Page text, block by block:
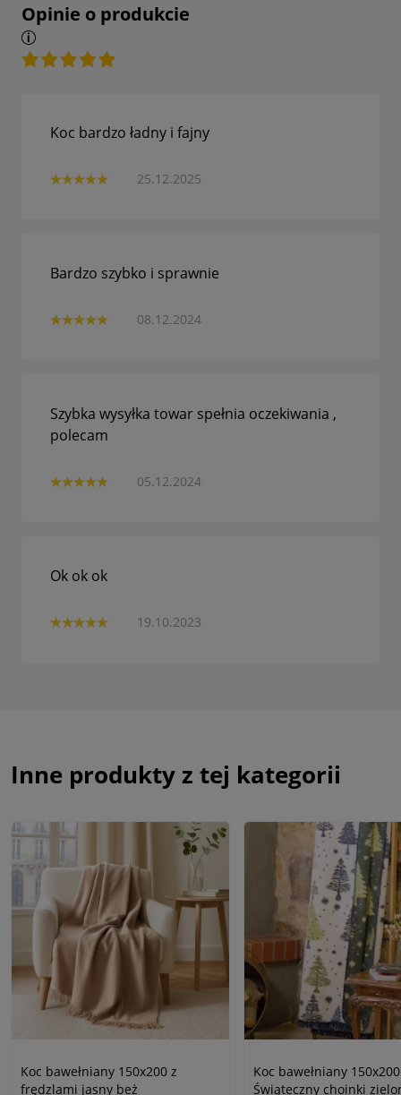
Opinie o produkcie
25.12.2025
Koc bardzo ładny i fajny
08.12.2024
Bardzo szybko i sprawnie
05.12.2024
Szybka wysyłka towar spełnia oczekiwania ,
polecam
19.10.2023
Ok ok ok
Inne produkty z tej kategorii
Koc bawełniany 150x200 z
frędzlami jasny beż
Koc bawełniany 150x200
Świąteczny choinki